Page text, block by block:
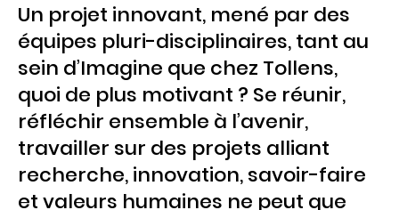
Un projet innovant, mené par des
équipes pluri-disciplinaires, tant au
sein d’Imagine que chez Tollens,
quoi de plus motivant ? Se réunir,
réfléchir ensemble à l’avenir,
travailler sur des projets alliant
recherche, innovation, savoir-faire
et valeurs humaines ne peut que